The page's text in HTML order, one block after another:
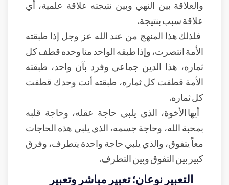
والعلاقة بين النهي وبين نتيجته علاقة علمية، أي
علاقة سبب بنتيجة.
فلذلك هذا المنهج من عند الله عز وجل إذا طبقته
الأمة انتصرت، وإذا طبقه الواحد منا وحده قطف كل
ثماره، هذا الدين جماعي وفرد بآن واحد، طبقته
الأمة قطفت كل ثماره، طبقته أنت وحدك قطفت
كل ثماره.
أيها الأخوة، الذي يلبي حاجة عقله، وحاجة قلبه
بمحبة الله، وحاجة جسمه، الذي يلبي هذه الحاجات
معاً يتفوق، والذي يلبي حاجة واحدة يتطرف، وفرق
كبير بين التفوق وبين التطرف.
التعبير نوعان؛ تعبير مباشر وتعبير